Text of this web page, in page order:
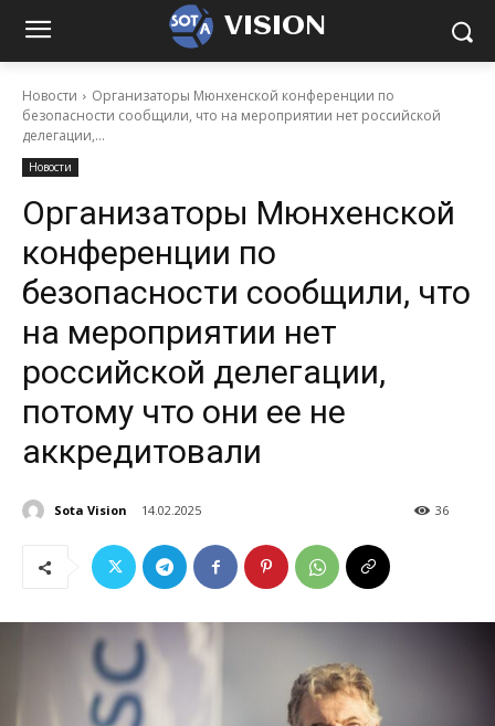
VISION
Новости
Организаторы Мюнхенской конференции по
безопасности сообщили, что на мероприятии нет российской
делегации,...
Новости
Организаторы Мюнхенской
конференции по
безопасности сообщили, что
на мероприятии нет
российской делегации,
потому что они ее не
аккредитовали
Sota Vision 14.02.2025 36